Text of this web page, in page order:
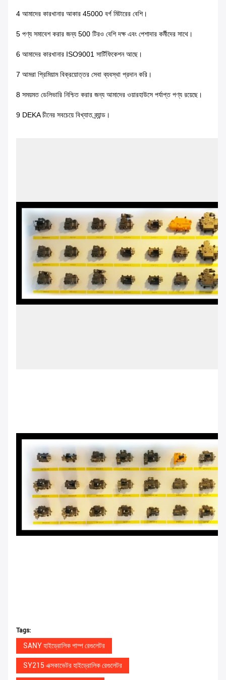
4 আমাদের কারখানার আকার 45000 বর্গ মিটারের বেশি।
5 পণ্য সমাবেশ করার জন্য 500 টিরও বেশি দক্ষ এবং পেশাদার কর্মীদের সাথে।
6 আমাদের কারখানার ISO9001 সার্টিফিকেশন আছে।
7 আমরা প্রিমিয়াম বিক্রয়োত্তর সেবা ব্যবস্থা প্রদান করি।
8 সময়মত ডেলিভারি নিশ্চিত করার জন্য আমাদের ওয়ারহাউসে পর্যাপ্ত পণ্য রয়েছে।
9 DEKA চীনের সবচেয়ে বিখ্যাত ব্র্যান্ড।
Tags:
SANY হাইড্রোলিক পাম্প রেগুলেটর
SY215 এক্সকাভেটর হাইড্রোলিক রেগুলেটর